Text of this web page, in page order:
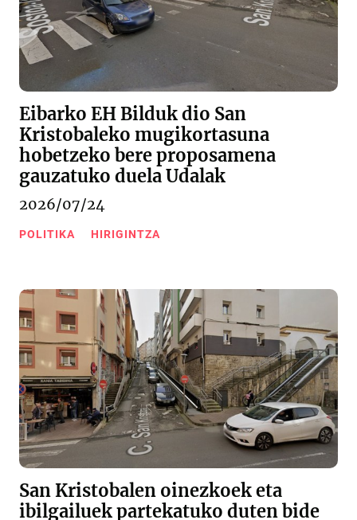
Eibarko EH Bilduk dio San
Kristobaleko mugikortasuna
hobetzeko bere proposamena
gauzatuko duela Udalak
2026/07/24
POLITIKA HIRIGINTZA
San Kristobalen oinezkoek eta
ibilgailuek partekatuko duten bide